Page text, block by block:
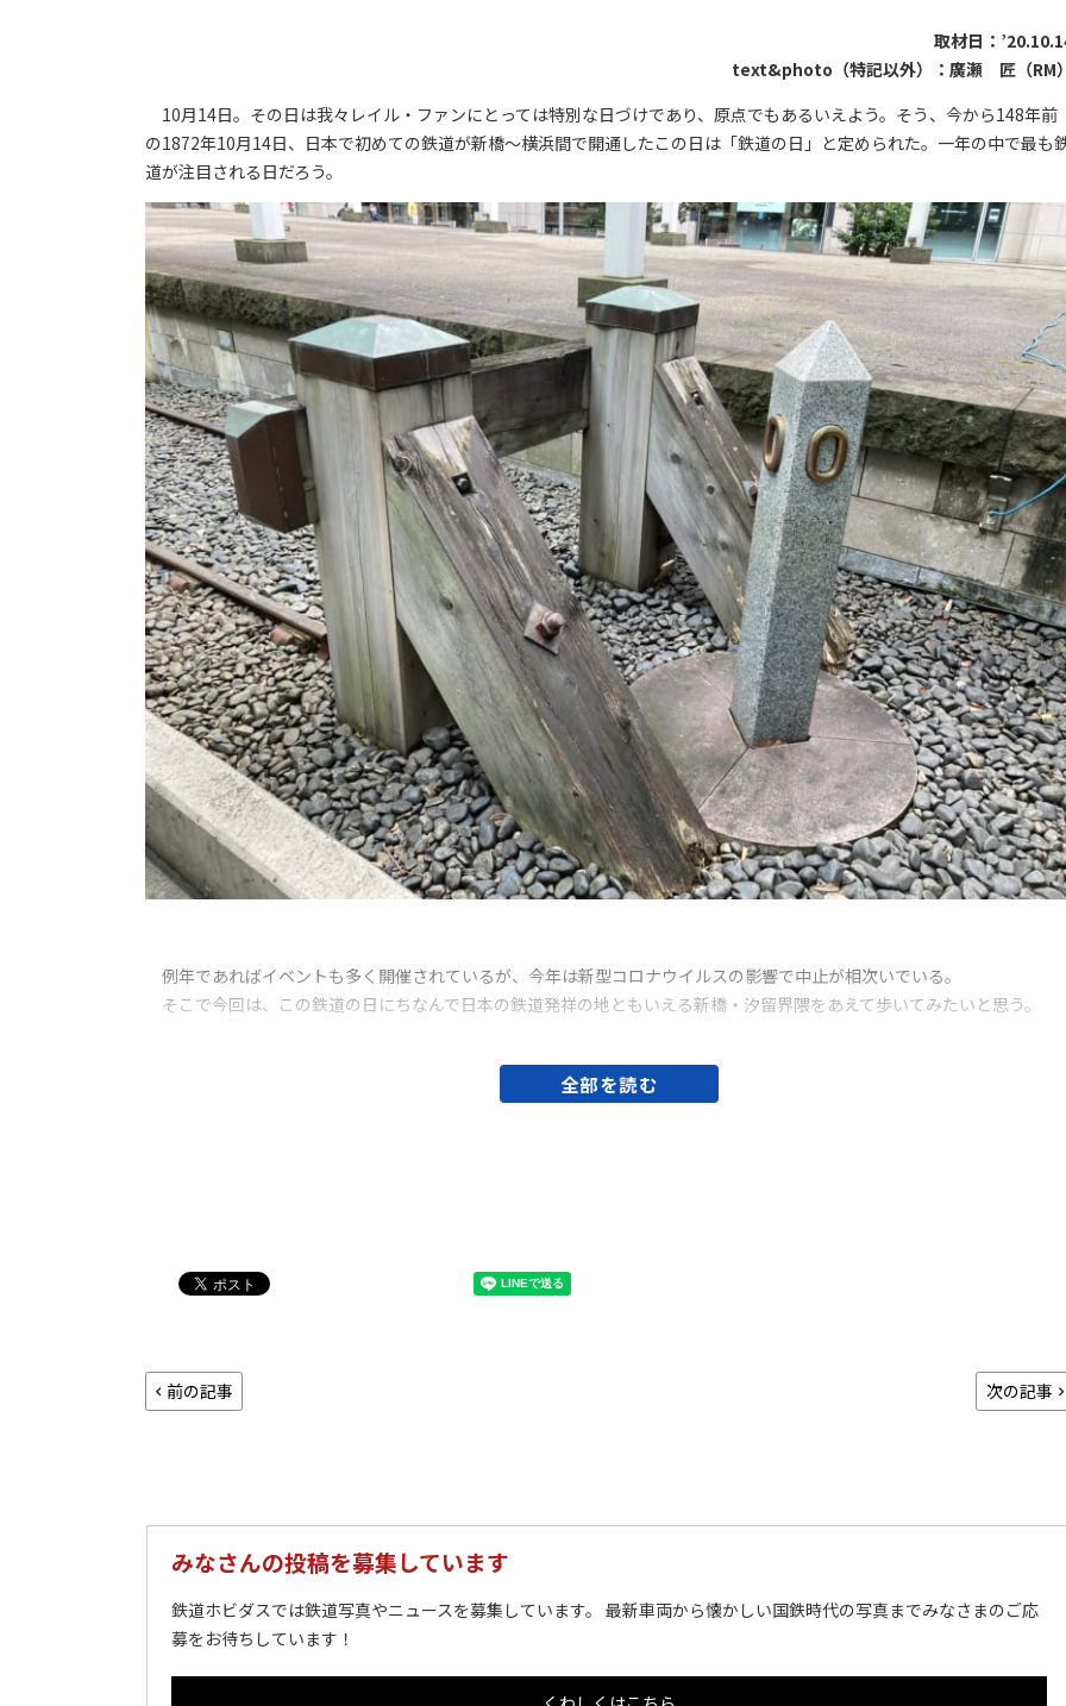
取材日：
text&photo（特記以外）：廣瀬 匠（RM
10月14日。その日は我々レイル・ファンにとっては特別な日づけであり、原点でもあるいえよう。そう、今から148年前
の1872年10月14日、日本で初めての鉄道が新橋～横浜間で開通したこの日は「鉄道の日」と定められた。一年の中で最も
道が注目される日だろう。
例年であればイベントも多く開催されているが、今年は新型コロナウイルスの影響で中止が相次いでいる。
そこで今回は、この鉄道の日にちなんで日本の鉄道発祥の地ともいえる新橋・汐留界隈をあえて歩いてみたいと思う。
全部を読む
前の記事 次の記事
みなさんの投稿を募集しています
鉄道ホビダスでは鉄道写真やニュースを募集しています。 最新車両から懐かしい国鉄時代の写真までみなさまのご応
募をお待ちしています！